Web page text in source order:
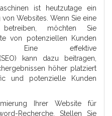
ist heutzutage ein
Websites. Wenn Sie eine
möchten Sie
von potenziellen Kunden
Eine effektive
kann dazu beitragen,
höher platziert
und potenzielle Kunden
Ihrer Website für
Recherche. Stellen Sie